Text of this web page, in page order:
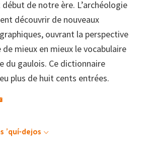
de notre ère. L’archéologie
découvrir de nouveaux
ouvrant la perspective
mieux en mieux le vocabulaire
du gaulois. Ce dictionnaire
plus de huit cents entrées.
'quí-dejos